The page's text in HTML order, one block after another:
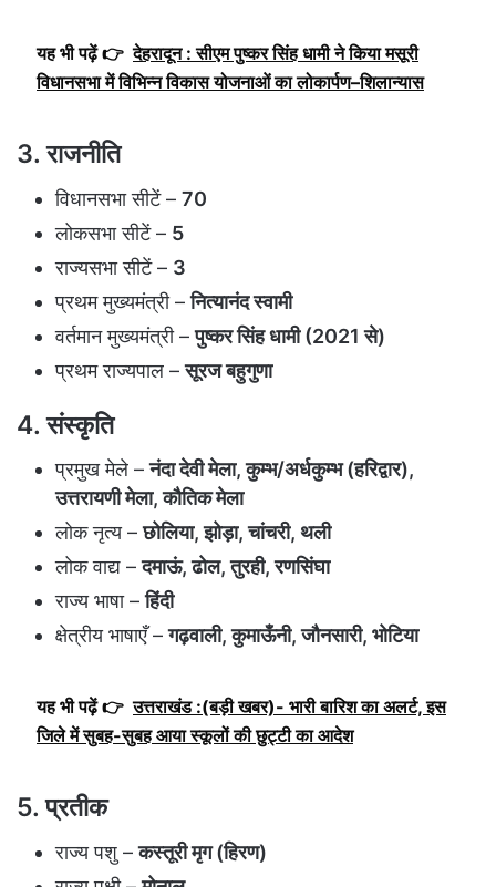
यह भी पढ़ें 👉 देहरादून : सीएम पुष्कर सिंह धामी ने किया मसूरी
विधानसभा में विभिन्न विकास योजनाओं का लोकार्पण–शिलान्यास
3. राजनीति
विधानसभा सीटें – 70
लोकसभा सीटें – 5
राज्यसभा सीटें – 3
प्रथम मुख्यमंत्री –नित्यानंद स्वामी
वर्तमान मुख्यमंत्री –पुष्कर सिंह धामी (2021 से)
प्रथम राज्यपाल –सूरज बहुगुणा
4. संस्कृति
प्रमुख मेले –नंदा देवी मेला, कुम्भ/अर्धकुम्भ (हरिद्वार),
उत्तरायणी मेला, कौतिक मेला
लोक नृत्य –छोलिया, झोड़ा, चांचरी, थली
लोक वाद्य –दमाऊं, ढोल, तुरही, रणसिंघा
राज्य भाषा –हिंदी
क्षेत्रीय भाषाएँ –गढ़वाली, कुमाऊँनी, जौनसारी, भोटिया
यह भी पढ़ें 👉 उत्तराखंड :(बड़ी खबर)- भारी बारिश का अलर्ट, इस
जिले में सुबह-सुबह आया स्कूलों की छुट्टी का आदेश
5. प्रतीक
राज्य पशु –कस्तूरी मृग (हिरण)